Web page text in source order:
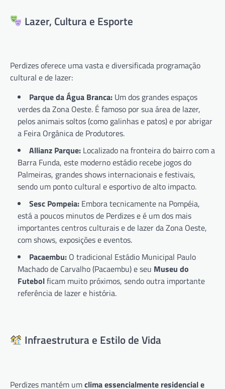
Lazer, Cultura e Esporte
Perdizes oferece uma vasta e diversificada programação
cultural e de lazer:
Parque da Água Branca: Um dos grandes espaços
verdes da Zona Oeste. É famoso por sua área de lazer,
pelos animais soltos (como galinhas e patos) e por abrigar
a Feira Orgânica de Produtores.
Allianz Parque: Localizado na fronteira do bairro com a
Barra Funda, este moderno estádio recebe jogos do
Palmeiras, grandes shows internacionais e festivais,
sendo um ponto cultural e esportivo de alto impacto.
Sesc Pompeia: Embora tecnicamente na Pompéia,
está a poucos minutos de Perdizes e é um dos mais
importantes centros culturais e de lazer da Zona Oeste,
com shows, exposições e eventos.
Pacaembu: O tradicional Estádio Municipal Paulo
Machado de Carvalho (Pacaembu) e seu Museu do
Futebolficam muito próximos, sendo outra importante
referência de lazer e história.
Infraestrutura e Estilo de Vida
Perdizes mantém umclima essencialmente residencial e